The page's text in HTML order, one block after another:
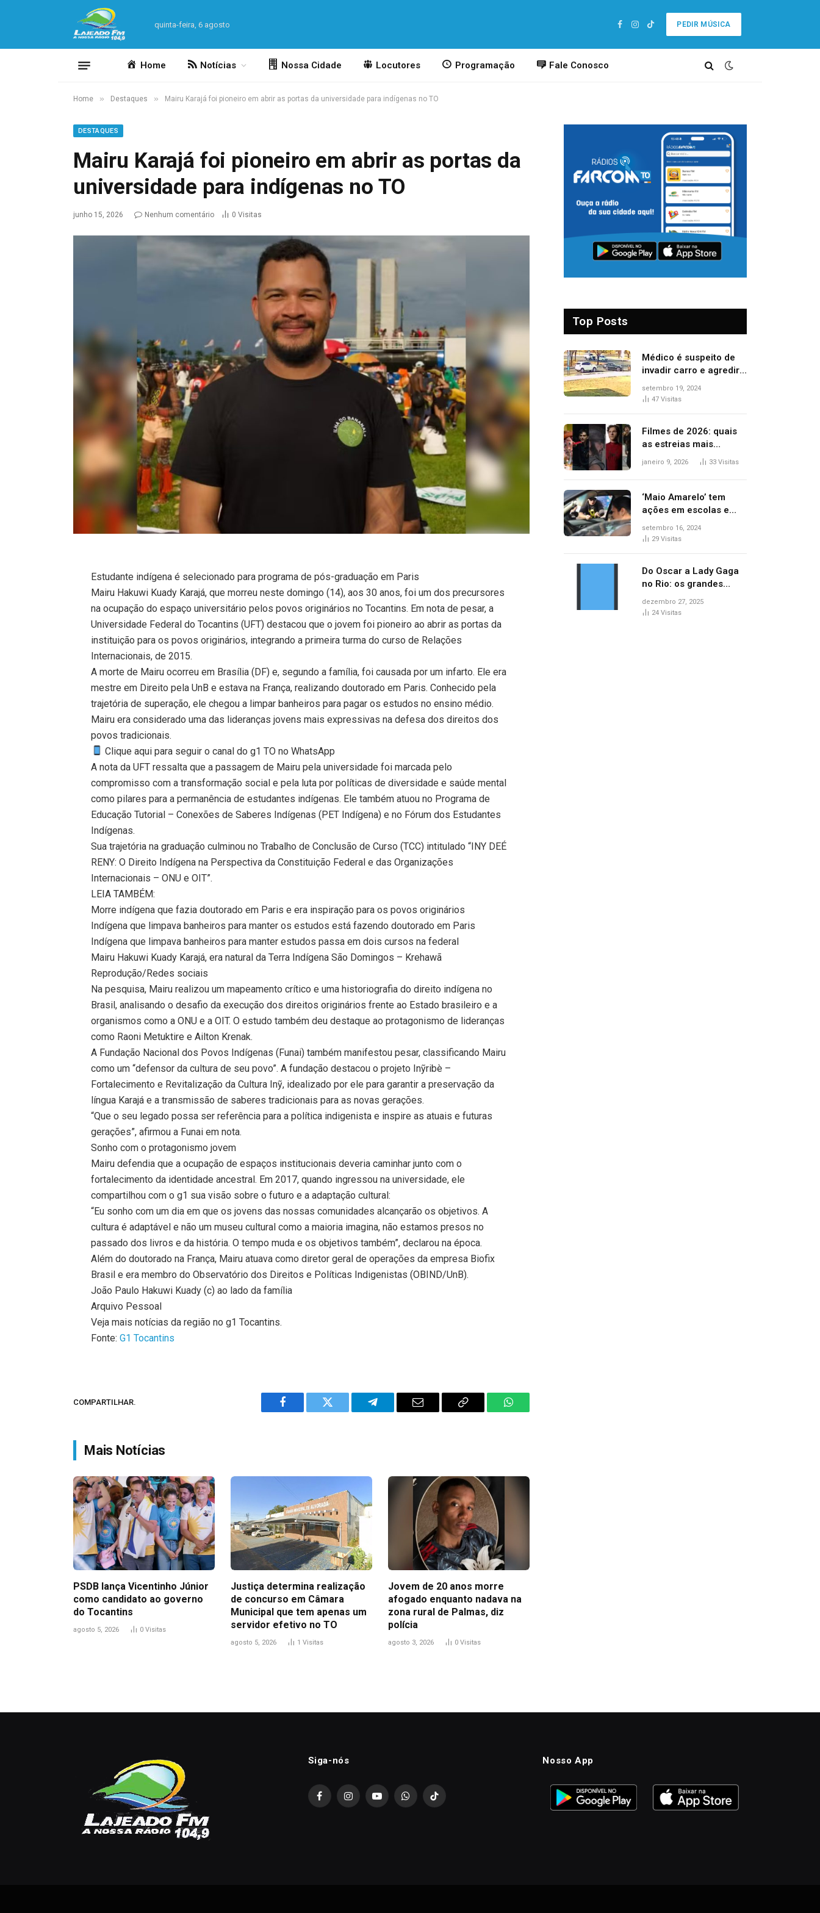
quinta-feira, 6 agosto
Facebook
Instagram
TikTok
PEDIR MÚSICA
Home Notícias Nossa Cidade Locutores Programação Fale Conosco
Home » Destaques » Mairu Karajá foi pioneiro em abrir as portas da universidade para indígenas no TO
DESTAQUES
Mairu Karajá foi pioneiro em abrir as portas da
universidade para indígenas no TO
junho 15, 2026 Nenhum comentário 0 Visitas
Estudante indígena é selecionado para programa de pós-graduação em Paris
Mairu Hakuwi Kuady Karajá, que morreu neste domingo (14), aos 30 anos, foi um dos precursores
na ocupação do espaço universitário pelos povos originários no Tocantins. Em nota de pesar, a
Universidade Federal do Tocantins (UFT) destacou que o jovem foi pioneiro ao abrir as portas da
instituição para os povos originários, integrando a primeira turma do curso de Relações
Internacionais, de 2015.
A morte de Mairu ocorreu em Brasília (DF) e, segundo a família, foi causada por um infarto. Ele era
mestre em Direito pela UnB e estava na França, realizando doutorado em Paris. Conhecido pela
trajetória de superação, ele chegou a limpar banheiros para pagar os estudos no ensino médio.
Mairu era considerado uma das lideranças jovens mais expressivas na defesa dos direitos dos
povos tradicionais.
Clique aqui para seguir o canal do g1 TO no WhatsApp
A nota da UFT ressalta que a passagem de Mairu pela universidade foi marcada pelo
compromisso com a transformação social e pela luta por políticas de diversidade e saúde mental
como pilares para a permanência de estudantes indígenas. Ele também atuou no Programa de
Educação Tutorial – Conexões de Saberes Indígenas (PET Indígena) e no Fórum dos Estudantes
Indígenas.
Sua trajetória na graduação culminou no Trabalho de Conclusão de Curso (TCC) intitulado “INY DEÉ
RENY: O Direito Indígena na Perspectiva da Constituição Federal e das Organizações
Internacionais – ONU e OIT”.
LEIA TAMBÉM:
Morre indígena que fazia doutorado em Paris e era inspiração para os povos originários
Indígena que limpava banheiros para manter os estudos está fazendo doutorado em Paris
Indígena que limpava banheiros para manter estudos passa em dois cursos na federal
Mairu Hakuwi Kuady Karajá, era natural da Terra Indígena São Domingos – Krehawã
Reprodução/Redes sociais
Na pesquisa, Mairu realizou um mapeamento crítico e uma historiografia do direito indígena no
Brasil, analisando o desafio da execução dos direitos originários frente ao Estado brasileiro e a
organismos como a ONU e a OIT. O estudo também deu destaque ao protagonismo de lideranças
como Raoni Metuktire e Ailton Krenak.
A Fundação Nacional dos Povos Indígenas (Funai) também manifestou pesar, classificando Mairu
como um “defensor da cultura de seu povo”. A fundação destacou o projeto Inỹribè –
Fortalecimento e Revitalização da Cultura Inỹ, idealizado por ele para garantir a preservação da
língua Karajá e a transmissão de saberes tradicionais para as novas gerações.
“Que o seu legado possa ser referência para a política indigenista e inspire as atuais e futuras
gerações”, afirmou a Funai em nota.
Sonho com o protagonismo jovem
Mairu defendia que a ocupação de espaços institucionais deveria caminhar junto com o
fortalecimento da identidade ancestral. Em 2017, quando ingressou na universidade, ele
compartilhou com o g1 sua visão sobre o futuro e a adaptação cultural:
“Eu sonho com um dia em que os jovens das nossas comunidades alcançarão os objetivos. A
cultura é adaptável e não um museu cultural como a maioria imagina, não estamos presos no
passado dos livros e da história. O tempo muda e os objetivos também”, declarou na época.
Além do doutorado na França, Mairu atuava como diretor geral de operações da empresa Biofix
Brasil e era membro do Observatório dos Direitos e Políticas Indigenistas (OBIND/UnB).
João Paulo Hakuwi Kuady (c) ao lado da família
Arquivo Pessoal
Veja mais notícias da região no g1 Tocantins.
Fonte:G1 Tocantins
COMPARTILHAR.
Facebook Twitter Telegram Email
Copy
WhatsApp
Mais Notícias
PSDB lança Vicentinho Júnior
como candidato ao governo
do Tocantins
agosto 5, 2026 0 Visitas
Justiça determina realização
de concurso em Câmara
Municipal que tem apenas um
servidor efetivo no TO
agosto 5, 2026 1 Visitas
Jovem de 20 anos morre
afogado enquanto nadava na
zona rural de Palmas, diz
polícia
agosto 3, 2026 0 Visitas
Top Posts
Médico é suspeito de
invadir carro e agredir
delegado aposentado
durante confusão no
setembro 19, 2024
47 Visitas
Filmes de 2026: quais
as estreias mais
aguardadas do ano?
janeiro 9, 2026 33 Visitas
‘Maio Amarelo’ tem
ações em escolas e
ruas para prevenir
acidentes no trânsito
setembro 16, 2024
29 Visitas
Do Oscar a Lady Gaga
no Rio: os grandes
marcos da cultura em
2025
dezembro 27, 2025
24 Visitas
Siga-nós
FacebookInstagramYouTubeWhatsAppTikTok
Nosso App